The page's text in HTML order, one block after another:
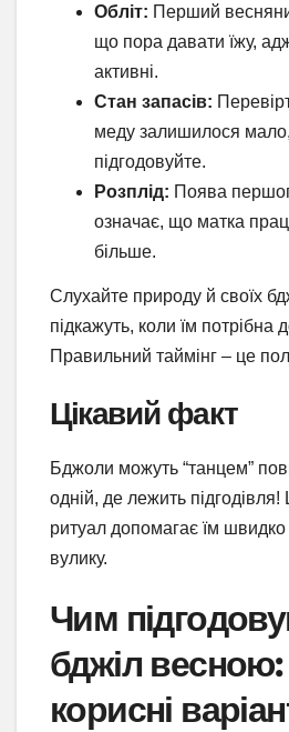
Обліт: Перший
що пора давати їжу,
активні.
Стан запасів:
меду залишилося
підгодовуйте.
Розплід: Поява
означає, що матка
більше.
Слухайте природу й своїх
підкажуть, коли їм потрібна
Правильний таймінг – це
Цікавий факт
Бджоли можуть “танцем”
одній, де лежить
ритуал допомагає їм швидко
вулику.
Чим
бджіл весною:
корисні